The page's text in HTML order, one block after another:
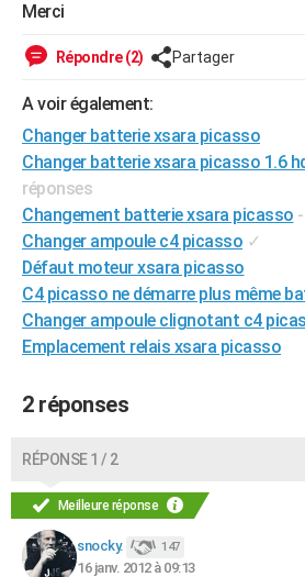
Alimentation
Guide de la santé
Maladies
Médicaments
Sommeil
VOYAGE
Destinations
City break
Voyage nature
Voyage de noces
Forum
Climat
PHOTO
GUIDES D'ACHAT
BONS PLANS
CARTE DE VOEUX
Carte de Noël
Carte Bonne année
Carte Saint-Valentin
Carte Pâques
Carte d'anniversaire
DICTIONNAIRE
Dictionnaire
Biographies
Citations
Expressions
Proverbes
PROGRAMME TV
COPAINS D'AVANT
Bricolage
Lifestyle
Culture
Sport
Auto
Television
Voyage
Cinema
Merci
Répondre (2) Partager
A voir également:
Changer batterie xsara picasso
Changer batterie xsara picasso 1.6
réponses
Changement batterie xsara picasso
Changer ampoule c4 picasso ✓
Défaut moteur xsara picasso
C4 picasso ne démarre plus même
Changer ampoule clignotant c4
Emplacement relais xsara picasso
2 réponses
RÉPONSE 1 / 2
Meilleure réponse
snocky. 147
16 janv. 2012 à 09:13